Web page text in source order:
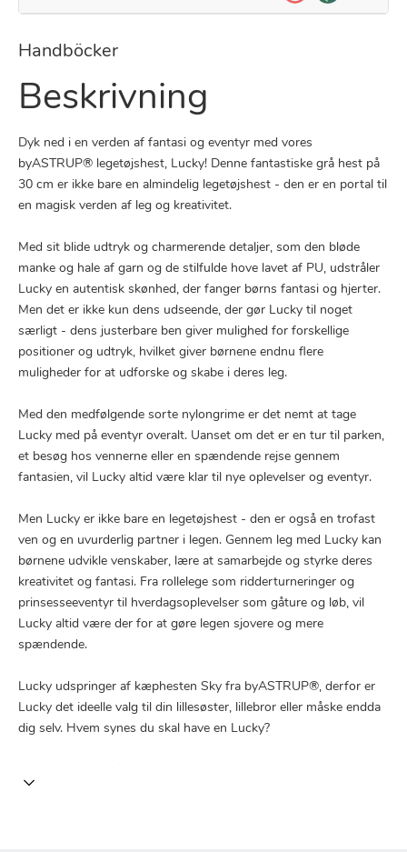
Handböcker
Beskrivning
Dyk ned i en verden af fantasi og eventyr med vores
byASTRUP® legetøjshest, Lucky! Denne fantastiske grå hest på
30 cm er ikke bare en almindelig legetøjshest - den er en portal til
en magisk verden af leg og kreativitet.
Med sit blide udtryk og charmerende detaljer, som den bløde
manke og hale af garn og de stilfulde hove lavet af PU, udstråler
Lucky en autentisk skønhed, der fanger børns fantasi og hjerter.
Men det er ikke kun dens udseende, der gør Lucky til noget
særligt - dens justerbare ben giver mulighed for forskellige
positioner og udtryk, hvilket giver børnene endnu flere
muligheder for at udforske og skabe i deres leg.
Med den medfølgende sorte nylongrime er det nemt at tage
Lucky med på eventyr overalt. Uanset om det er en tur til parken,
et besøg hos vennerne eller en spændende rejse gennem
fantasien, vil Lucky altid være klar til nye oplevelser og eventyr.
Men Lucky er ikke bare en legetøjshest - den er også en trofast
ven og en uvurderlig partner i legen. Gennem leg med Lucky kan
børnene udvikle venskaber, lære at samarbejde og styrke deres
kreativitet og fantasi. Fra rollelege som ridderturneringer og
prinsesseeventyr til hverdagsoplevelser som gåture og løb, vil
Lucky altid være der for at gøre legen sjovere og mere
spændende.
Lucky udspringer af kæphesten Sky fra byASTRUP®, derfor er
Lucky det ideelle valg til din lillesøster, lillebror eller måske endda
dig selv. Hvem synes du skal have en Lucky?